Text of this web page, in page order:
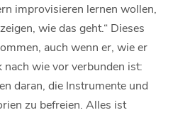
improvisieren lernen wollen,
wie das geht.“ Dieses
auch wenn er, wie er
wie vor verbunden ist:
daran, die Instrumente und
zu befreien. Alles ist